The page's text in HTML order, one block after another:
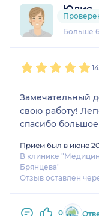
Юлия
11
Больше
Замечательный
свою работу!
спасибо
Прием был в июне
В клинике
Брянцева"
Отзыв оставлен
0